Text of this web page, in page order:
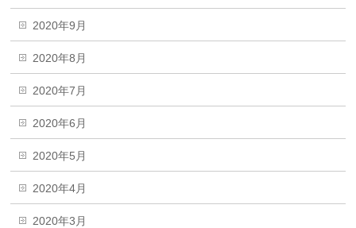
2020年9月
2020年8月
2020年7月
2020年6月
2020年5月
2020年4月
2020年3月